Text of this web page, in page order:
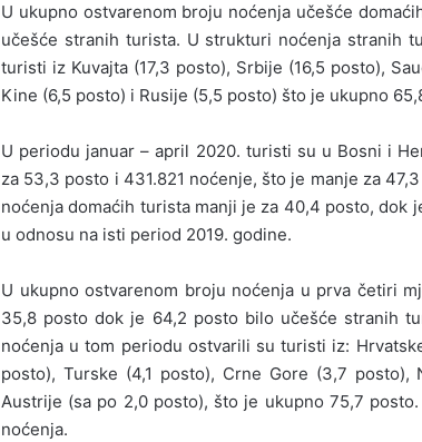
U ukupno ostvarenom broju noćenja učešće
učešće stranih turista. U strukturi noćenja stranih
turisti iz Kuvajta (17,3 posto), Srbije (16,5 posto),
Kine (6,5 posto) i Rusije (5,5 posto) što je ukupno
U periodu januar – april 2020. turisti su u Bosni i
za 53,3 posto i 431.821 noćenje, što je manje za
noćenja domaćih turista manji je za 40,4 posto, dok
u odnosu na isti period 2019. godine.
U ukupno ostvarenom broju noćenja u prva četiri
35,8 posto dok je 64,2 posto bilo učešće stranih
noćenja u tom periodu ostvarili su turisti iz:
posto), Turske (4,1 posto), Crne Gore (3,7
Austrije (sa po 2,0 posto), što je ukupno 75,7
noćenja.